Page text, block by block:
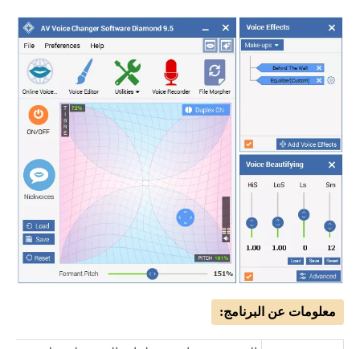
معلومات عن البرنامج: